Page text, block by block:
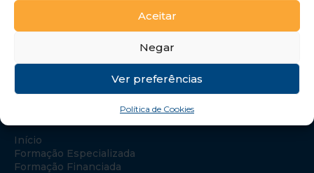
Aceitar
Negar
Ver preferências
Política de Cookies
Início
Formação Especializada
Formação Financiada